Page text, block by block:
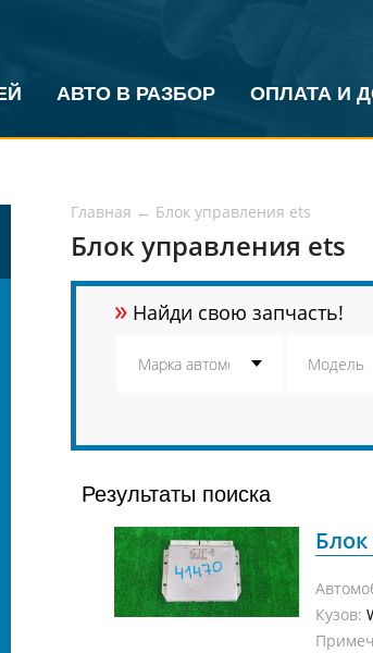
АВТО В РАЗБОР
ОПЛАТА И
Главная ← Блок управления ets
Блок управления ets
» Найди свою запчасть!
Результаты поиска
Блок
Кузов: